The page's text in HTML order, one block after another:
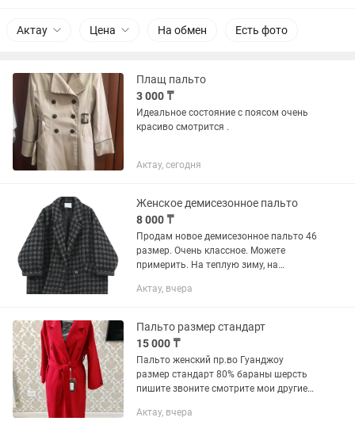
Актау Цена На обмен Есть фото
Плащ пальто
3 000 ₸
Идеальное состояние с поясом очень
красиво смотрится .
Актау, сегодня
Женское демисезонное пальто
8 000 ₸
Продам новое демисезонное пальто 46
размер. Очень классное. Можете
примерить. На теплую зиму, на
подойдет
Актау, вчера
Пальто размер стандарт
15 000 ₸
Пальто женский пр.во Гуанджоу
размер стандарт 80% бараны шерсть
пишите звоните смотрите мои другие
Актау, вчера